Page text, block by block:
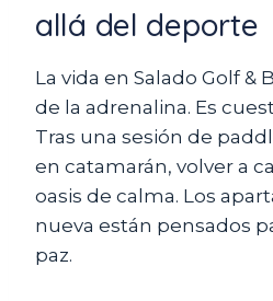
allá del deporte
La vida en Salado Golf &
de la adrenalina. Es
Tras una sesión de
en catamarán, volver a
oasis de calma. Los
nueva están pensados
paz.